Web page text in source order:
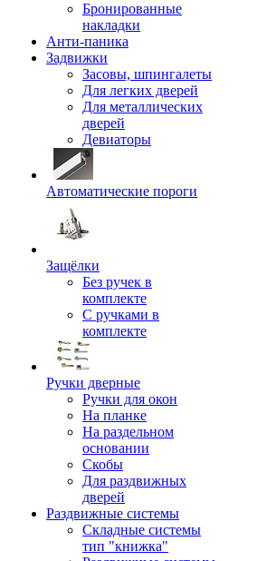
Бронированные
накладки
Анти-паника
Задвижки
Засовы, шпингалеты
Для легких дверей
Для металлических
дверей
Девиаторы
Автоматические пороги
Защёлки
Без ручек в
комплекте
С ручками в
комплекте
Ручки дверные
Ручки для окон
На планке
На раздельном
основании
Скобы
Для раздвижных
дверей
Раздвижные системы
Складные системы
тип "книжка"